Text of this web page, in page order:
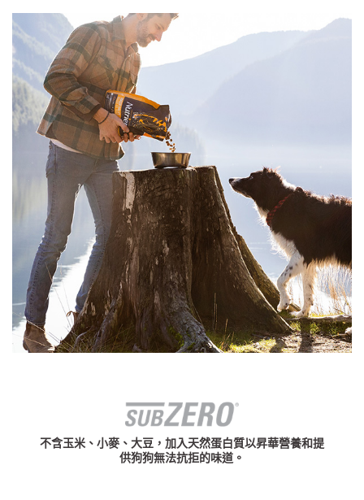
不含玉米、小麥、大豆，加入天然蛋白質以昇華營養和提
供狗狗無法抗拒的味道。